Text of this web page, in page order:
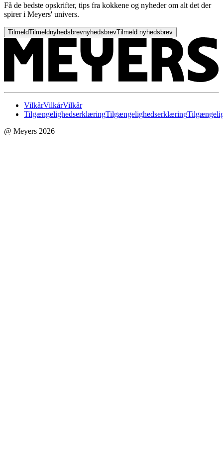
Få de bedste opskrifter, tips fra kokkene og nyheder om alt det der
spirer i Meyers' univers.
TilmeldTilmeldnyhedsbrevnyhedsbrevTilmeld nyhedsbrev
VilkårVilkårVilkår
TilgængelighedserklæringTilgængelighedserklæring
@ Meyers 2026